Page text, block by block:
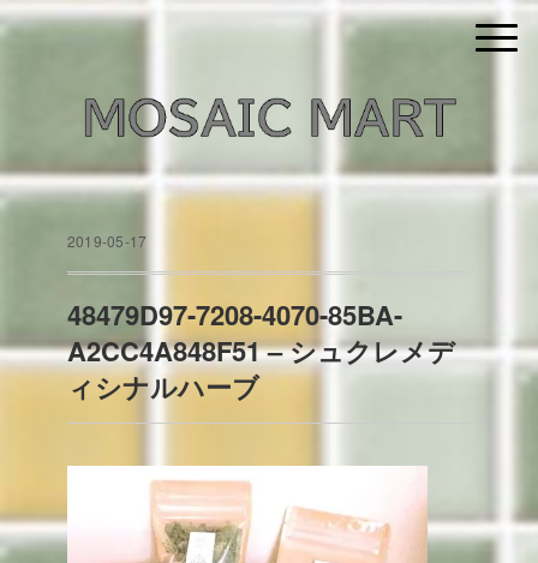
2019-05-17
48479D97-7208-4070-85BA-
A2CC4A848F51 – シュクレメデ
ィシナルハーブ